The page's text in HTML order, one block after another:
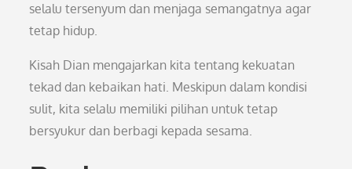
selalu tersenyum dan menjaga semangatnya agar
tetap hidup.
Kisah Dian mengajarkan kita tentang kekuatan
tekad dan kebaikan hati. Meskipun dalam kondisi
sulit, kita selalu memiliki pilihan untuk tetap
bersyukur dan berbagi kepada sesama.